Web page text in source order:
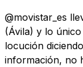
@movistar_es
(Ávila) y lo
locución
información, no